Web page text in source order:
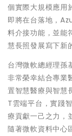
個實際大規模應用
即將在台落地，
料介接功能，並能
慧長照發展寫下新
台灣微軟總經理孫
非常榮幸結合專業
置智慧醫療與智慧
T雲端平台，實踐
療貢獻一己之力，
隨著微軟資料中心